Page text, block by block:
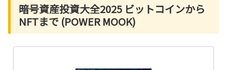
暗号資産投資大全2025 ビットコインから
NFTまで (POWER MOOK)